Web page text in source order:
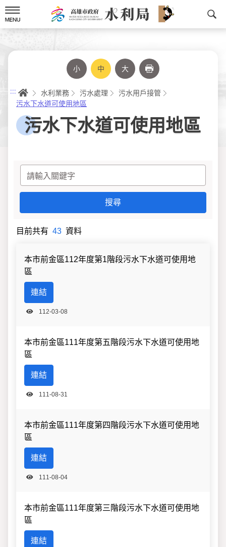
到
主
要
小 中 大
::: 首頁水利業務 污水處理
污水用戶接管
污水下水道可使用地區
污水下水道可使用地區
目前共有 43 資料
本市前金區112年度第1階段污水下水道可使用地
區
連結
112-03-08
本市前金區111年度第五階段污水下水道可使用地
區
連結
111-08-31
本市前金區111年度第四階段污水下水道可使用地
區
連結
111-08-04
本市前金區111年度第三階段污水下水道可使用地
區
連結